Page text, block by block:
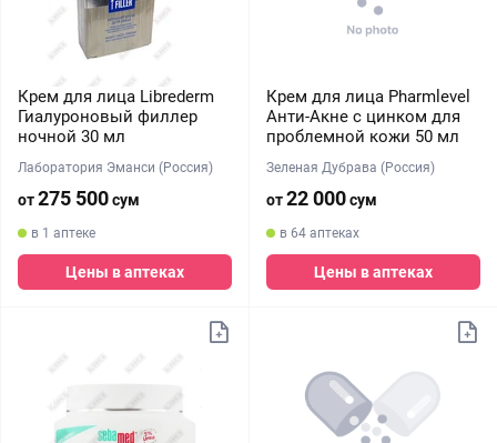
Крем для лица Librederm
Гиалуроновый филлер
ночной 30 мл
Лаборатория Эманси (Россия)
от275 500сум
в 1 аптеке
Цены в аптеках
Крем для лица Pharmlevel
Анти-Акне с цинком для
проблемной кожи 50 мл
Зеленая Дубрава (Россия)
от22 000сум
в 64 аптеках
Цены в аптеках